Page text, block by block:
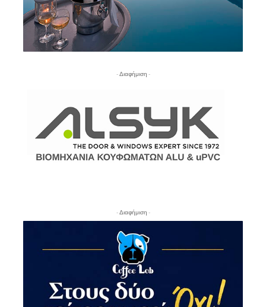
- Διαφήμιση -
- Διαφήμιση -